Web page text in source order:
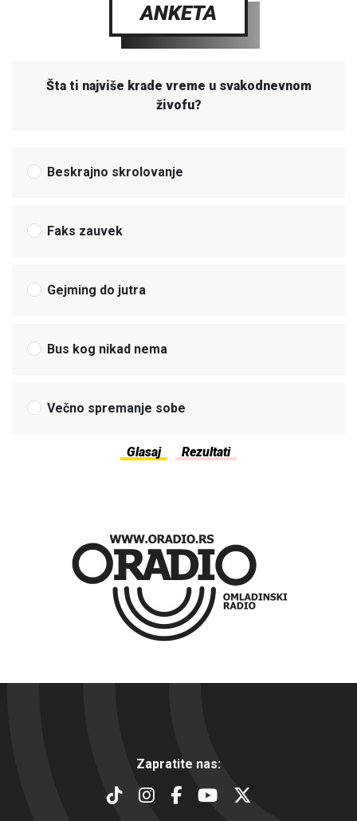
ANKETA
Šta ti najviše krade vreme u svakodnevnom
živofu?
Beskrajno skrolovanje
Faks zauvek
Gejming do jutra
Bus kog nikad nema
Večno spremanje sobe
Zapratite nas: